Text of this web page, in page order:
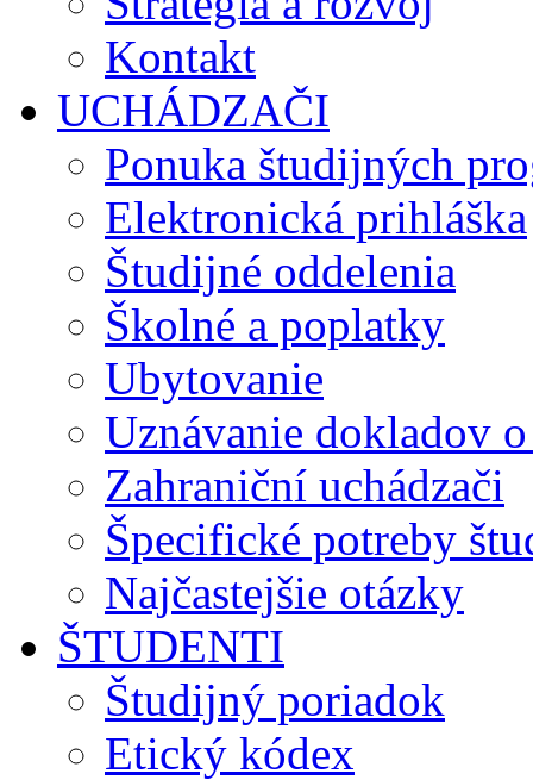
Kontakt
UCHÁDZAČI
Ponuka študijných
Elektronická prihláška
Študijné oddelenia
Školné a poplatky
Ubytovanie
Uznávanie dokladov
Zahraniční uchádzači
Špecifické potreby
Najčastejšie otázky
ŠTUDENTI
Študijný poriadok
Etický kódex